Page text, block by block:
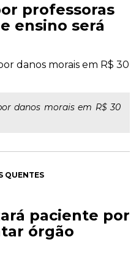
professoras
ensino será
danos morais em R$ 30
danos morais em R$ 30
QUENTES
paciente por
órgão